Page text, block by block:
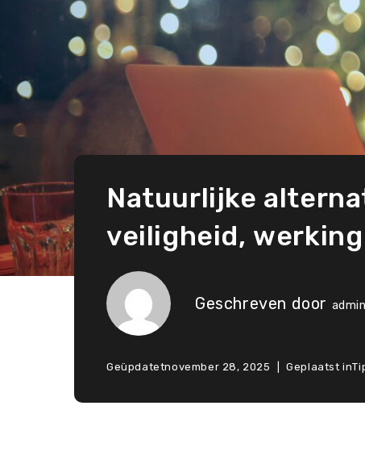
Natuurlijke
veiligheid,
Geschreven door admin
Geüpdatetnovember 28, 2025 Geplaatst in